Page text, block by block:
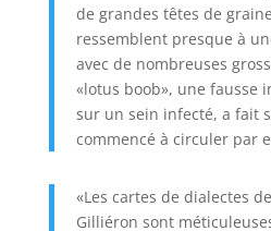
de grandes têtes de
ressemblent presque à
avec de nombreuses
«lotus boob», une fausse
sur un sein infecté, a fait
commencé à circuler par
«Les cartes de dialectes
Gilliéron sont